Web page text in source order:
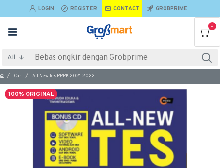
LOGIN REGISTER CONTACT GROBPRIME
0
All
Cari All New Tes PPPK 2021-2022
100% ORIGINAL